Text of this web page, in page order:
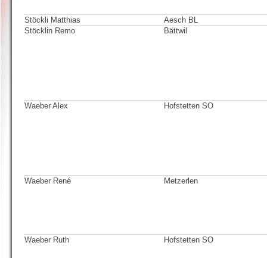
Stöckli Matthias
Aesch BL
Stöcklin Remo
Bättwil
Waeber Alex Hofstetten SO
Waeber René Metzerlen
Waeber Ruth Hofstetten SO